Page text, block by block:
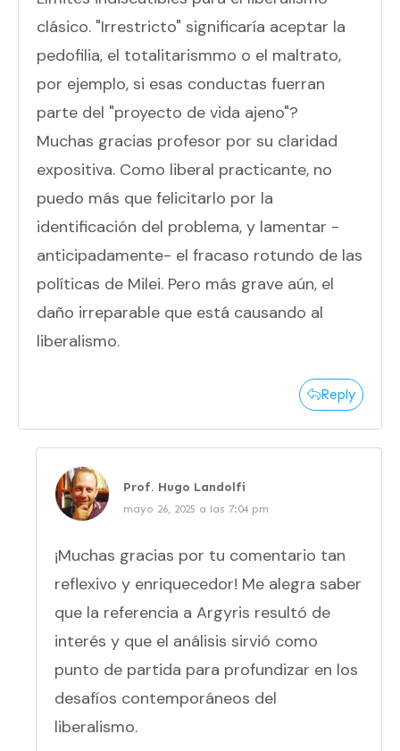
clásico. "Irrestricto" significaría aceptar la
pedofilia, el totalitarismmo o el maltrato,
por ejemplo, si esas conductas fuerran
parte del "proyecto de vida ajeno"?
Muchas gracias profesor por su claridad
expositiva. Como liberal practicante, no
puedo más que felicitarlo por la
identificación del problema, y lamentar -
anticipadamente- el fracaso rotundo de las
políticas de Milei. Pero más grave aún, el
daño irreparable que está causando al
liberalismo.
Reply
Prof. Hugo Landolfi
mayo 26, 2025 a las 7:04 pm
¡Muchas gracias por tu comentario tan
reflexivo y enriquecedor! Me alegra saber
que la referencia a Argyris resultó de
interés y que el análisis sirvió como
punto de partida para profundizar en los
desafíos contemporáneos del
liberalismo.